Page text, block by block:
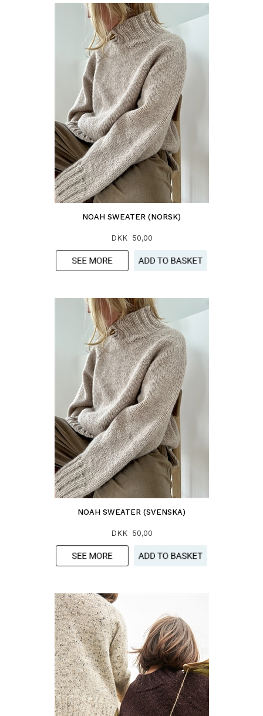
NOAH SWEATER (NORSK)
DKK 50,00
NOAH SWEATER (SVENSKA)
DKK 50,00